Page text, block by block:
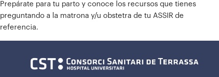
Prepárate para tu parto y conoce los recursos que tienes
preguntando a la matrona y/u obstetra de tu ASSIR de
referencia.